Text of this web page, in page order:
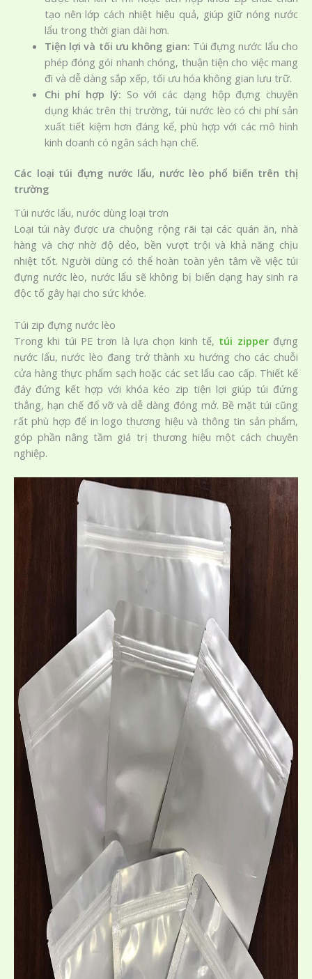
tạo nên lớp cách nhiệt hiệu quả, giúp giữ nóng nước
lẩu trong thời gian dài hơn.
Tiện lợi và tối ưu không gian: Túi đựng nước lẩu cho
phép đóng gói nhanh chóng, thuận tiện cho việc mang
đi và dễ dàng sắp xếp, tối ưu hóa không gian lưu trữ.
Chi phí hợp lý: So với các dạng hộp đựng chuyên
dụng khác trên thị trường, túi nước lèo có chi phí sản
xuất tiết kiệm hơn đáng kể, phù hợp với các mô hình
kinh doanh có ngân sách hạn chế.
Các loại túi đựng nước lẩu, nước lèo phổ biến trên thị
trường
Túi nước lẩu, nước dùng loại trơn
Loại túi này được ưa chuộng rộng rãi tại các quán ăn, nhà
hàng và chợ nhờ độ dẻo, bền vượt trội và khả năng chịu
nhiệt tốt. Người dùng có thể hoàn toàn yên tâm về việc túi
đựng nước lèo, nước lẩu sẽ không bị biến dạng hay sinh ra
độc tố gây hại cho sức khỏe.
Túi zip đựng nước lèo
Trong khi túi PE trơn là lựa chọn kinh tế, túi zipper đựng
nước lẩu, nước lèo đang trở thành xu hướng cho các chuỗi
cửa hàng thực phẩm sạch hoặc các set lẩu cao cấp. Thiết kế
đáy đứng kết hợp với khóa kéo zip tiện lợi giúp túi đứng
thẳng, hạn chế đổ vỡ và dễ dàng đóng mở. Bề mặt túi cũng
rất phù hợp để in logo thương hiệu và thông tin sản phẩm,
góp phần nâng tầm giá trị thương hiệu một cách chuyên
nghiệp.